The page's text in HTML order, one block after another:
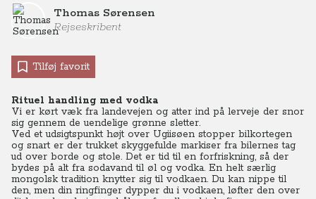
Thomas Sørensen
Rejseskribent
Tilføj favorit
Rituel handling med vodka
Vi er kørt væk fra landevejen og atter ind på lerveje der snor
sig gennem de uendelige grønne sletter.
Ved et udsigtspunkt højt over Ugiisøen stopper bilkortegen
og snart er der trukket skyggefulde markiser fra bilernes tag
ud over borde og stole. Det er tid til en forfriskning, så der
bydes på alt fra sodavand til øl og vodka. En helt særlig
mongolsk tradition knytter sig til vodkaen. Du kan nippe til
den, men din ringfinger dypper du i vodkaen, løfter den over